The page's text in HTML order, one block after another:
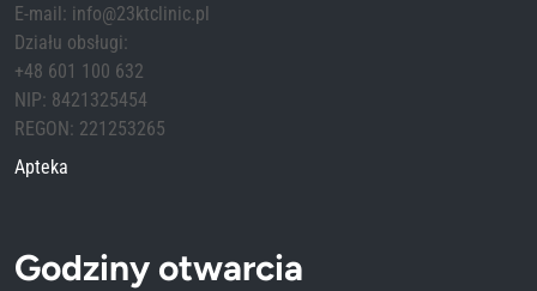
E-mail: info@23ktclinic.pl
Działu obsługi:
+48 601 100 632
NIP: 8421325454
REGON: 221253265
Apteka
Godziny otwarcia